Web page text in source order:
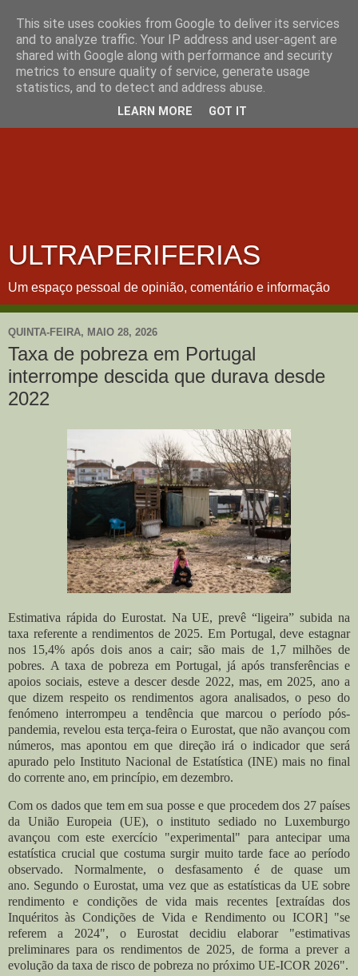
ULTRAPERIFERIAS
Um espaço pessoal de opinião, comentário e informação
QUINTA-FEIRA, MAIO 28, 2026
Taxa de pobreza em Portugal
interrompe descida que durava desde
2022
Estimativa rápida do Eurostat. Na UE, prevê “ligeira” subida na
taxa referente a rendimentos de 2025. Em Portugal, deve estagnar
nos 15,4% após dois anos a cair; são mais de 1,7 milhões de
pobres. A taxa de pobreza em Portugal, já após transferências e
apoios sociais, esteve a descer desde 2022, mas, em 2025, ano a
que dizem respeito os rendimentos agora analisados, o peso do
fenómeno interrompeu a tendência que marcou o período pós-
pandemia, revelou esta terça-feira o Eurostat, que não avançou com
números, mas apontou em que direção irá o indicador que será
apurado pelo Instituto Nacional de Estatística (INE) mais no final
do corrente ano, em princípio, em dezembro.
Com os dados que tem em sua posse e que procedem dos 27 países
da União Europeia (UE), o instituto sediado no Luxemburgo
avançou com este exercício "experimental" para antecipar uma
estatística crucial que costuma surgir muito tarde face ao período
observado. Normalmente, o desfasamento é de quase um
ano. Segundo o Eurostat, uma vez que as estatísticas da UE sobre
rendimento e condições de vida mais recentes [extraídas dos
Inquéritos às Condições de Vida e Rendimento ou ICOR] "se
referem a 2024", o Eurostat decidiu elaborar "estimativas
preliminares para os rendimentos de 2025, de forma a prever a
evolução da taxa de risco de pobreza no próximo UE-ICOR 2026".
This site uses cookies from Google to deliver its services
and to analyze traffic. Your IP address and user-agent are
shared with Google along with performance and security
metrics to ensure quality of service, generate usage
statistics, and to detect and address abuse.
LEARN MORE GOT IT